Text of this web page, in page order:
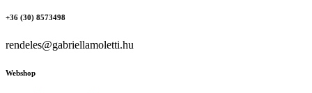
+36 (30) 8573498
rendeles@gabriellamoletti.hu
Webshop